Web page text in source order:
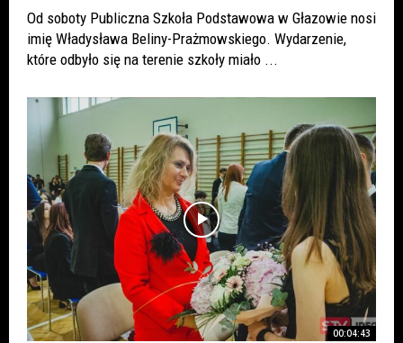
Od soboty Publiczna Szkoła Podstawowa w Głazowie nosi
imię Władysława Beliny-Prażmowskiego. Wydarzenie,
które odbyło się na terenie szkoły miało ...
00:04:43